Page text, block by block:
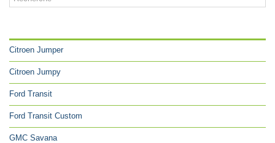
Citroen Jumper
Citroen Jumpy
Ford Transit
Ford Transit Custom
GMC Savana